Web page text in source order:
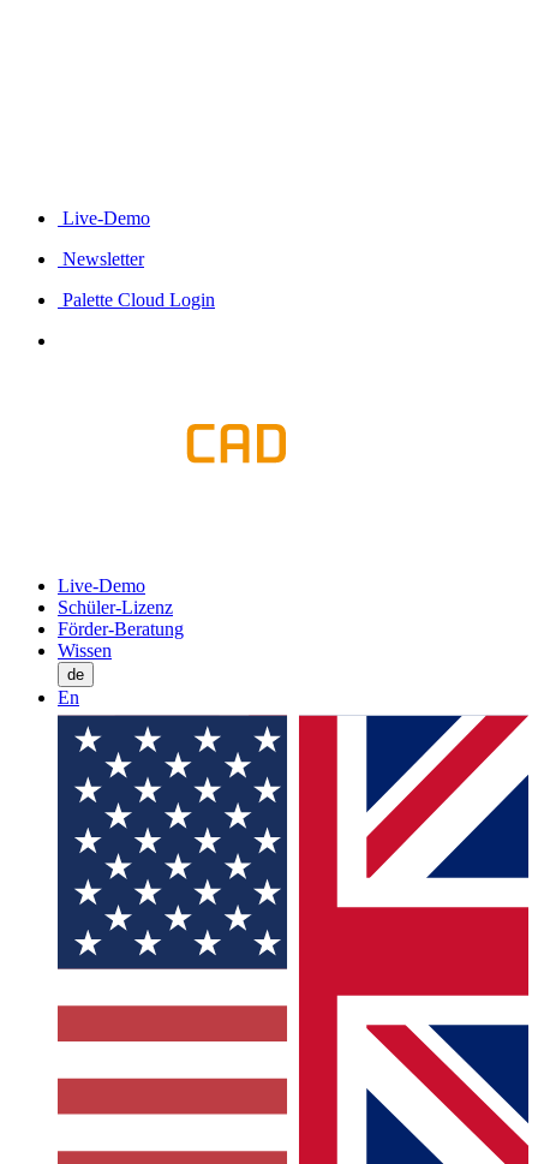
Live-Demo
Newsletter
Palette Cloud Login
Live-Demo
Schüler-Lizenz
Förder-Beratung
Wissen
de
En